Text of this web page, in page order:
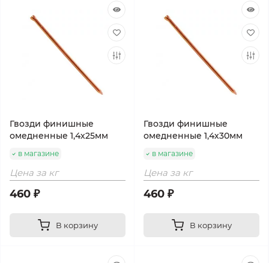
Гвозди финишные
омедненные 1,4х25мм
в магазине
Цена за кг
460 ₽
В корзину
Гвозди финишные
омедненные 1,4х30мм
в магазине
Цена за кг
460 ₽
В корзину